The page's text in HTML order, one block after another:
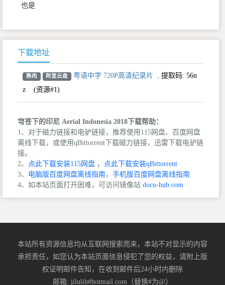
也是
下载地址
熟肉 阿里云盘 粤语中字 720P高清纪录片 , 提取码:56n
z
(资源#1)
穹苍下的印尼 Aerial Indonesia 2018下载帮助：
1、对于磁力链接和电驴链接，推荐使用115网盘、百度网盘
离线下载，或使用qBittorrent下载磁力链接，迅雷下载电驴链
接。
2、 点此下载安装115网盘 ， 点此下载安装qBittorrent
3、 电脑版百度网盘离线指南， 手机版百度网盘离线指南
4、如本站页面打开困难，可访问镜像站 docu-hub.com
本站所有资源信息均从互联网搜索而来，本站不对显示的内容
承担责任，如您认为本站页面信息侵犯了您的权益，请附上版
权证明邮件告知，在收到邮件后24小时内删除
邮箱: jilulib#hotmail.com（替换#为@）